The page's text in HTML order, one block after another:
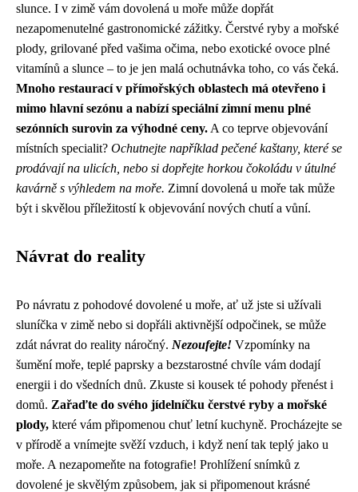
slunce. I v zimě vám dovolená u moře může dopřát
nezapomenutelné gastronomické zážitky. Čerstvé ryby a mořské
plody, grilované před vašima očima, nebo exotické ovoce plné
vitamínů a slunce – to je jen malá ochutnávka toho, co vás čeká.
Mnoho restaurací v přímořských oblastech má otevřeno i
mimo hlavní sezónu a nabízí speciální zimní menu plné
sezónních surovin za výhodné ceny. A co teprve objevování
místních specialit? Ochutnejte například pečené kaštany, které se
prodávají na ulicích, nebo si dopřejte horkou čokoládu v útulné
kavárně s výhledem na moře. Zimní dovolená u moře tak může
být i skvělou příležitostí k objevování nových chutí a vůní.
Návrat do reality
Po návratu z pohodové dovolené u moře, ať už jste si užívali
sluníčka v zimě nebo si dopřáli aktivnější odpočinek, se může
zdát návrat do reality náročný. Nezoufejte! Vzpomínky na
šumění moře, teplé paprsky a bezstarostné chvíle vám dodají
energii i do všedních dnů. Zkuste si kousek té pohody přenést i
domů. Zařaďte do svého jídelníčku čerstvé ryby a mořské
plody, které vám připomenou chuť letní kuchyně. Procházejte se
v přírodě a vnímejte svěží vzduch, i když není tak teplý jako u
moře. A nezapomeňte na fotografie! Prohlížení snímků z
dovolené je skvělým způsobem, jak si připomenout krásné